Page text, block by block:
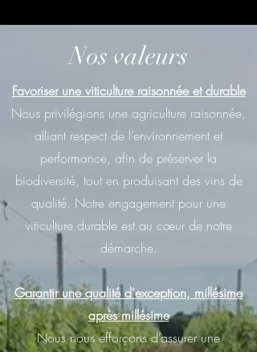
Nos valeurs
Favoriser une viticulture raisonnée et durable
Nous privilégions une agriculture raisonnée,
alliant respect de l’environnement et
performance, afin de préserver la
biodiversité, tout en produisant des vins de
qualité. Notre engagement pour une
viticulture durable est au cœur de notre
démarche.
Garantir une qualité d'exception, millésime
après millésime
Nous nous efforçons d’assurer une